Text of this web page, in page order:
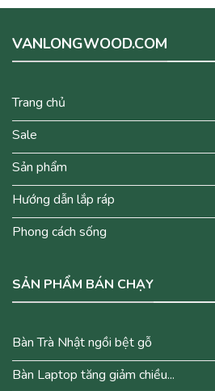
VANLONGWOOD.COM
Trang chủ
Sale
Sản phẩm
Hướng dẫn lắp ráp
Phong cách sống
SẢN PHẨM BÁN CHẠY
Bàn Trà Nhật ngồi bệt gỗ
Bàn Laptop tăng giảm chiều...